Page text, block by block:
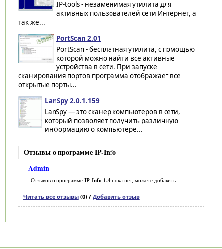
IP-tools - незаменимая утилита для
активных пользователей сети Интернет, а
так же...
PortScan 2.01
PortScan - бесплатная утилита, с помощью
которой можно найти все активные
устройства в сети. При запуске
сканирования портов программа отображает все
открытые порты...
LanSpy 2.0.1.159
LanSpy — это сканер компьютеров в сети,
который позволяет получить различную
информацию о компьютере...
Отзывы о программе IP-Info
Admin
Отзывов о программе IP-Info 1.4пока нет, можете добавить...
Читать все отзывы(0) / Добавить отзыв